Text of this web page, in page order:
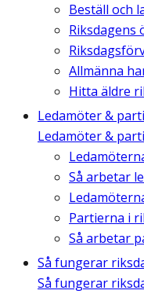
Beställ och
Riksdagens
Allmänna
Hitta äldre
Ledamöter &
Ledamöter &
Så arbetar
Partierna i
Så arbetar
Så fungerar
Så fungerar